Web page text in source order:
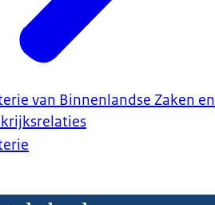
van Binnenlandse Zaken en